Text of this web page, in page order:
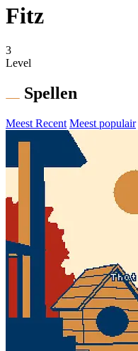
Fitz
3
Level
Spellen
Meest Recent Meest populair